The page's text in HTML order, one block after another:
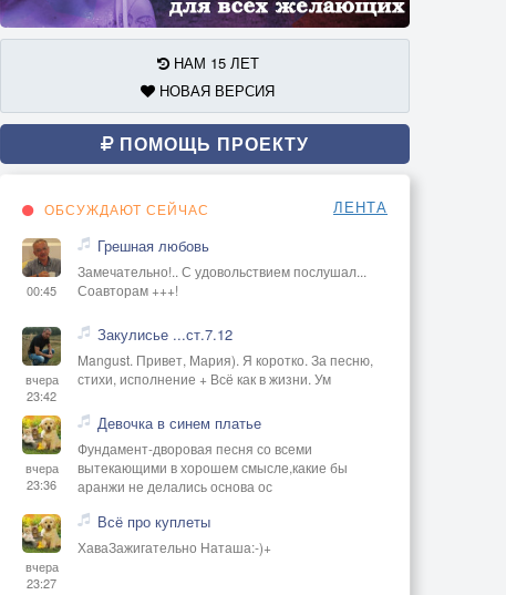
НАМ 15 ЛЕТ
НОВАЯ ВЕРСИЯ
ПОМОЩЬ ПРОЕКТУ
ОБСУЖДАЮТ СЕЙЧАС ЛЕНТА
00:45
Грешная любовь
Замечательно!.. С удовольствием послушал...
Соавторам +++!
вчера
23:42
Закулисье ...ст.7.12
Mangust. Привет, Мария). Я коротко. За песню,
стихи, исполнение + Всё как в жизни. Ум
вчера
23:36
Девочка в синем платье
Фундамент-дворовая песня со всеми
вытекающими в хорошем смысле,какие бы
аранжи не делались основа ос
вчера
23:27
Всё про куплеты
ХаваЗажигательно Наташа:-)+